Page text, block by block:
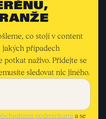
co stojí v content
jakých případech
potkat naživo. Přidejte se
sledovat nic jiného.
podmínkami a se